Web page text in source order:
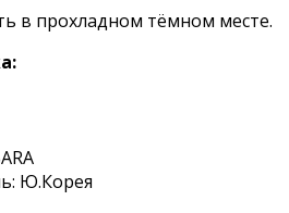
в прохладном тёмном месте.
Ю.Корея